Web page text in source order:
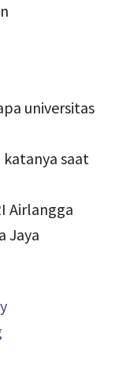
universitas
katanya saat
Airlangga
Jaya